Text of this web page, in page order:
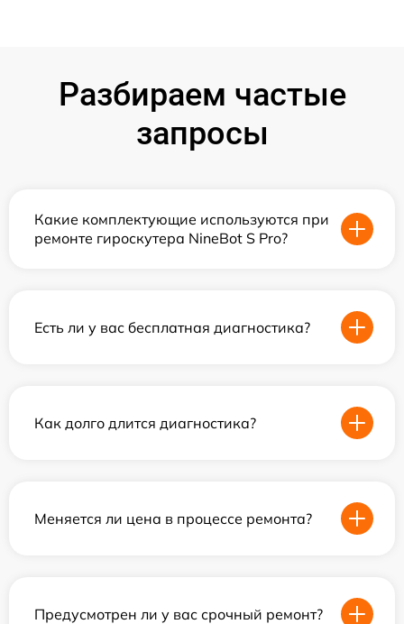
Разбираем частые
запросы
Какие комплектующие используются при
ремонте гироскутера NineBot S Pro?
Есть ли у вас бесплатная диагностика?
Как долго длится диагностика?
Меняется ли цена в процессе ремонта?
Предусмотрен ли у вас срочный ремонт?